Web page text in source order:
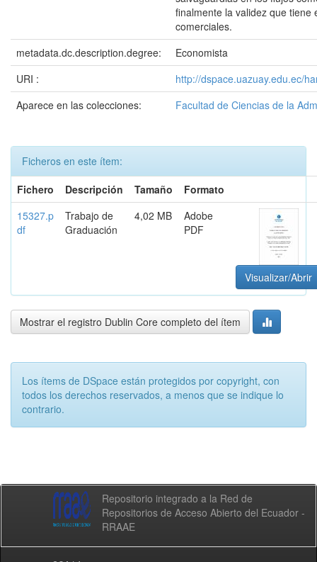
finalmente la validez que tiene
comerciales.
metadata.dc.description.degree:
Economista
URI :
http://dspace.uazuay.edu.ec/
Aparece en las colecciones:
Facultad de Ciencias de la
Ficheros en este ítem:
Fichero
Descripción Tamaño
Formato
15327.p
df
Trabajo de
Graduación
4,02 MB
Adobe
PDF
Visualizar/Abrir
Mostrar el registro Dublin Core completo del ítem
Los ítems de DSpace están protegidos por copyright, con
todos los derechos reservados, a menos que se indique lo
contrario.
Repositorio integrado a la Red de
Repositorios de Acceso Abierto del Ecuador -
RRAAE